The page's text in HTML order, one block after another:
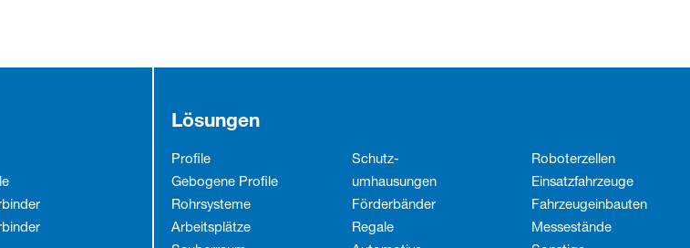
Lösungen
Profile
Gebogene Profile
Rohrsysteme
Arbeitsplätze
Schutz­
umhausungen
Förderbänder
Regale
Roboterzellen
Einsatzfahrzeuge
Fahrzeug­einbauten
Messestände